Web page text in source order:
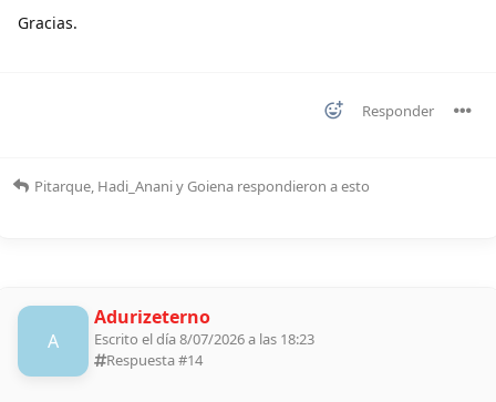
Gracias.
Responder
Pitarque Hadi_Ananiy Goiena respondieron a esto
A
Adurizeterno
Escrito el día 8/07/2026 a las 18:23
Respuesta #14